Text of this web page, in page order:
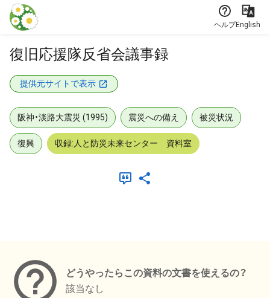
本文に飛ぶ
ヘルプEnglish
復旧応援隊反省会議事録
提供元サイトで表示
阪神・淡路大震災 (1995) 震災への備え 被災状況
復興 収録:人と防災未来センター 資料室
どうやったらこの資料の文書を使えるの？
該当なし